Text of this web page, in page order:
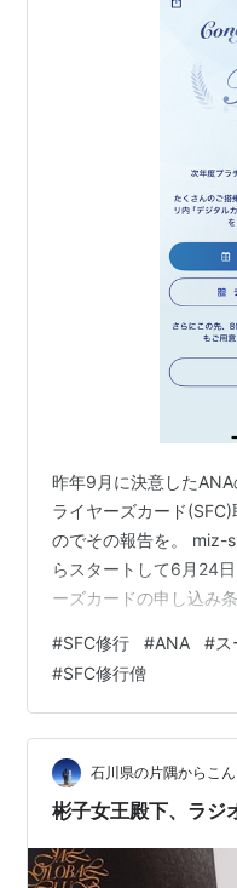
昨年9月に決意した
ライヤーズカード
のでその報告を。 miz-
らスタートして6月24
ーズカードの申し込み
ったように10.0円でし
アムプラスは通常だと
ANAのスーパーセール
のセールで徹底して購
象。 あとはプレミアム
#SFC修行 #ANA #
#SFC修行僧
石川県の片隅からこ
彬子女王殿下、ラジ